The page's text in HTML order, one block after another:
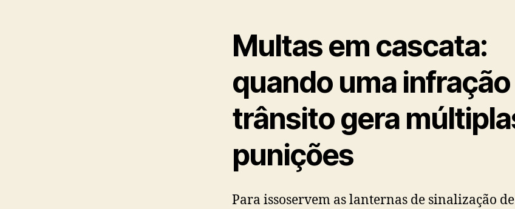
Multas em cascata:
quando uma
trânsito gera
punições
Para issoservem as lanternas de sinalização